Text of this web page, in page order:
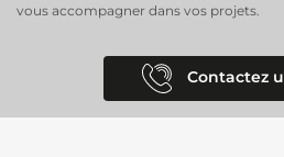
vous accompagner dans vos projets.
Contactez